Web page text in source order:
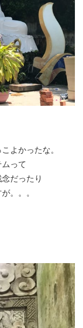
よかったな。
って
だったり
。。。